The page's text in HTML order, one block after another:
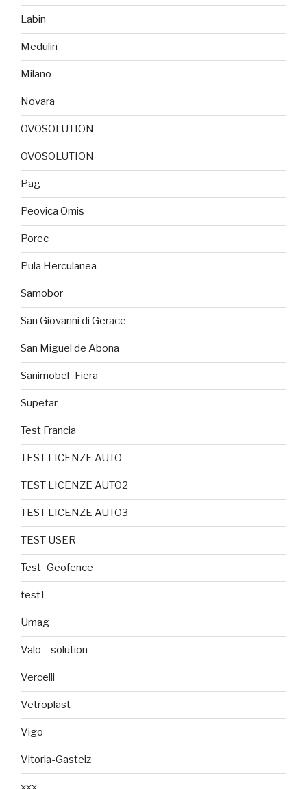
Labin
Medulin
Milano
Novara
OVOSOLUTION
OVOSOLUTION
Pag
Peovica Omis
Porec
Pula Herculanea
Samobor
San Giovanni di Gerace
San Miguel de Abona
Sanimobel_Fiera
Supetar
Test Francia
TEST LICENZE AUTO
TEST LICENZE AUTO2
TEST LICENZE AUTO3
TEST USER
Test_Geofence
test1
Umag
Valo – solution
Vercelli
Vetroplast
Vigo
Vitoria-Gasteiz